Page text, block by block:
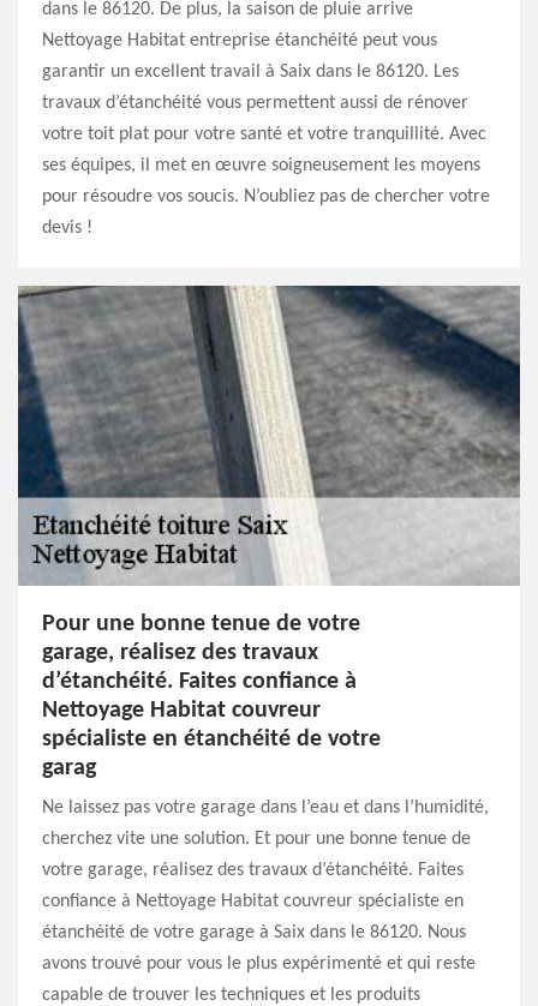
dans le 86120. De plus, la saison de pluie arrive
Nettoyage Habitat entreprise étanchéité peut vous
garantir un excellent travail à Saix dans le 86120. Les
travaux d’étanchéité vous permettent aussi de rénover
votre toit plat pour votre santé et votre tranquillité. Avec
ses équipes, il met en œuvre soigneusement les moyens
pour résoudre vos soucis. N’oubliez pas de chercher votre
devis !
Pour une bonne tenue de votre
garage, réalisez des travaux
d’étanchéité. Faites confiance à
Nettoyage Habitat couvreur
spécialiste en étanchéité de votre
garag
Ne laissez pas votre garage dans l’eau et dans l’humidité,
cherchez vite une solution. Et pour une bonne tenue de
votre garage, réalisez des travaux d’étanchéité. Faites
confiance à Nettoyage Habitat couvreur spécialiste en
étanchéité de votre garage à Saix dans le 86120. Nous
avons trouvé pour vous le plus expérimenté et qui reste
capable de trouver les techniques et les produits